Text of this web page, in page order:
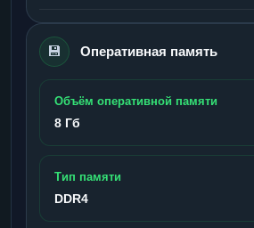
💾 Оперативная память
Объём оперативной памяти
8 Гб
Тип памяти
DDR4